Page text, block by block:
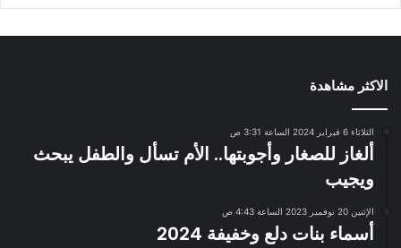
الاكثر مشاهدة
الثلاثاء 6 فبراير 2024 الساعة 3:31 ص
ألغاز للصغار وأجوبتها.. الأم تسأل والطفل يبحث
ويجيب
الإثنين 20 نوفمبر 2023 الساعة 4:43 ص
أسماء بنات دلع وخفيفة 2024